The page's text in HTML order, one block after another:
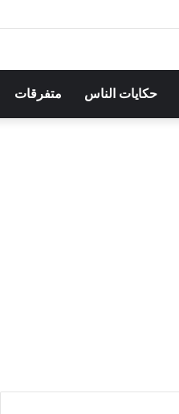
الشعبي وصالح الفرزيط في
حكايات الناس متفرقات